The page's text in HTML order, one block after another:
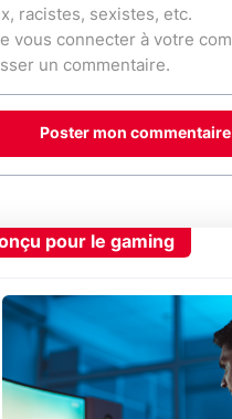
Poster mon commentaire
pour le gaming